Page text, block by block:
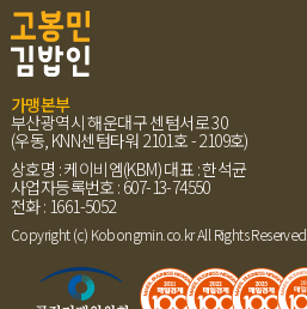
가맹본부
부산광역시 해운대구 센텀서로 30
(우동, KNN센텀타워 2101호 - 2109호)
상호명 : 케이비엠(KBM)대표 : 한석균
사업자등록번호 : 607-13-74550
전화 : 1661-5052
Copyright (c) Kobongmin.co.kr All Rights Reserved.